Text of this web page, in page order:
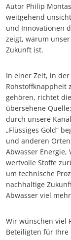
Autor Philip
weitgehend
und Innovationen
zeigt, warum
Zukunft ist.
In einer Zeit, in
Rohstoffknappheit
gehören, richtet
übersehene
durch unsere
„Flüssiges Gold“
und anderen
Abwasser
wertvolle Stoffe
um technische
nachhaltige
Abwasser viel
Wir wünschen viel
Beteiligten für